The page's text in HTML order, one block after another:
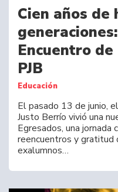
Cien años de
Encuentro
PJB
Educación
El pasado 13 de junio,
Justo Berrío vivió una
Egresados, una jornada
reencuentros y gratitud
exalumnos…